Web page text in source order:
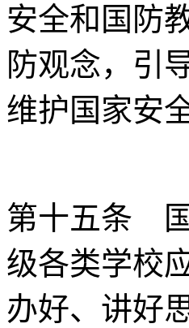
安全和国防
防观念，引
维护国家安
第十五条
级各类学校
办好、讲好